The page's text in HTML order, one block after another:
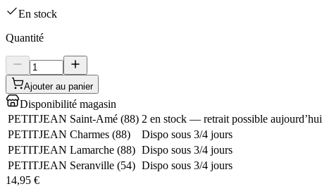
En stock
Quantité
Ajouter au panier
Disponibilité magasin
PETITJEAN Saint-Amé (88) 2 en stock — retrait possible aujourd’hui
PETITJEAN Charmes (88)
Dispo sous 3/4 jours
PETITJEAN Lamarche (88) Dispo sous 3/4 jours
PETITJEAN Seranville (54) Dispo sous 3/4 jours
14,95 €